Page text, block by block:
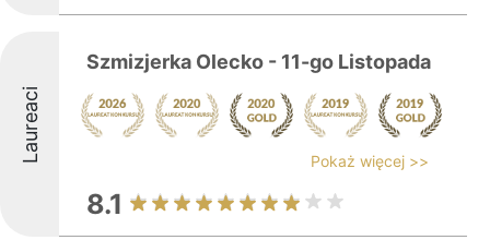
Laureaci
Szmizjerka Olecko - 11-go Listopada
Pokaż więcej >>
8.1